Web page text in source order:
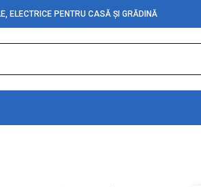
ELECTRICE PENTRU CASĂ ȘI GRĂDINĂ